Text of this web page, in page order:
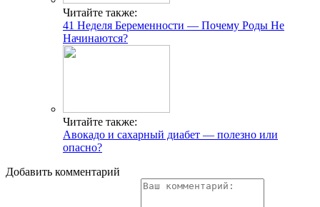
Читайте также:
41 Неделя Беременности — Почему Роды Не
Начинаются?
Читайте также:
Авокадо и сахарный диабет — полезно или
опасно?
Добавить комментарий